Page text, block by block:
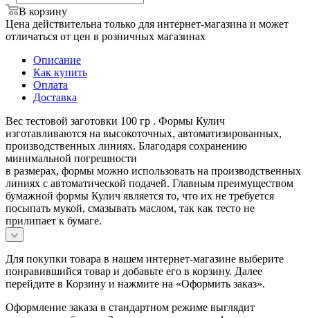
В корзину
Цена действительна только для интернет-магазина и может
отличаться от цен в розничных магазинах
Описание
Как купить
Оплата
Доставка
Вес тестовой заготовки 100 гр . Формы Кулич
изготавливаются на высокоточных, автоматизированных,
производственных линиях. Благодаря сохранению
минимальной погрешности
в размерах, формы можно использовать на производственных
линиях с автоматической подачей. Главным преимуществом
бумажной формы Кулич является то, что их не требуется
посыпать мукой, смазывать маслом, так как тесто не
прилипает к бумаге.
Для покупки товара в нашем интернет-магазине выберите
понравившийся товар и добавьте его в корзину. Далее
перейдите в Корзину и нажмите на «Оформить заказ».
Оформление заказа в стандартном режиме выглядит